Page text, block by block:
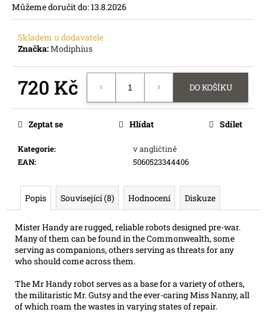
Můžeme doručit do:13.8.2026
Skladem u dodavatele
Značka:Modiphius
720 Kč DO KOŠÍKU
Kategorie:
v angličtině
EAN: 5060523344406
Zeptat se Hlídat Sdílet
Popis Související (8) Hodnocení Diskuze
Mister Handy are rugged, reliable robots designed pre-war.
Many of them can be found in the Commonwealth, some
serving as companions, others serving as threats for any
who should come across them.
The Mr Handy robot serves as a base for a variety of others,
the militaristic Mr. Gutsy and the ever-caring Miss Nanny, all
of which roam the wastes in varying states of repair.
D
o
p
o
r
u
u
m
e
ONE
PIECE
IB08
ILLUSTRATION
BOX
899